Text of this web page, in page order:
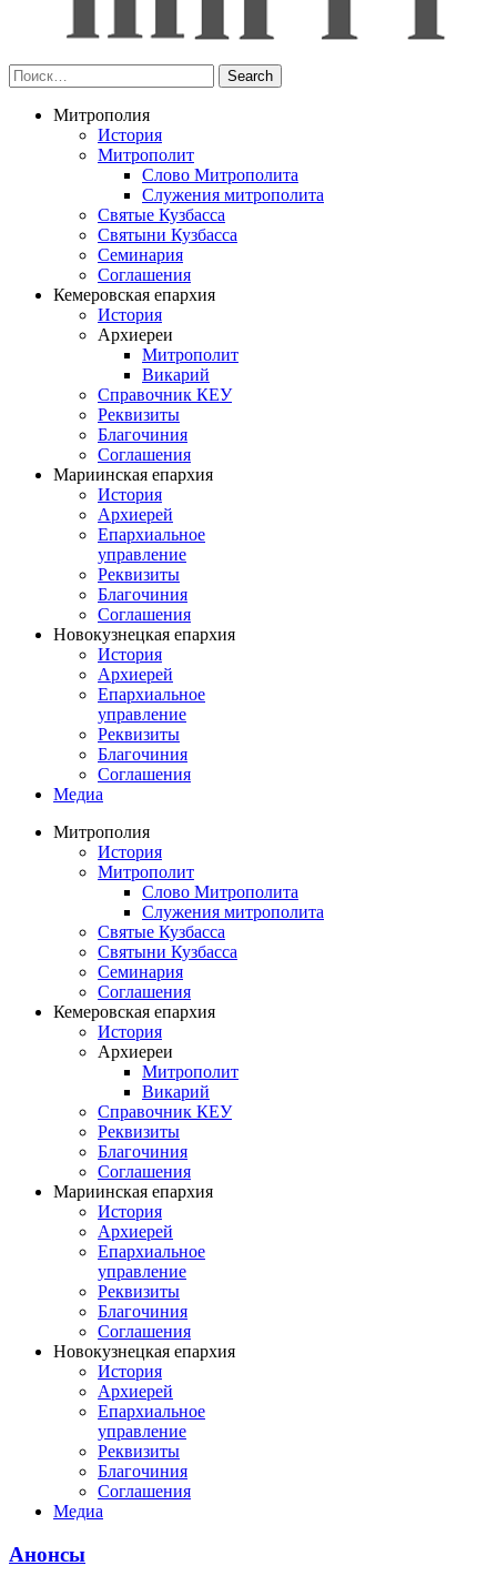
Митрополия
История
Митрополит
Слово Митрополита
Служения митрополита
Святые Кузбасса
Святыни Кузбасса
Семинария
Соглашения
Кемеровская епархия
История
Архиереи
Митрополит
Викарий
Справочник КЕУ
Реквизиты
Благочиния
Соглашения
Мариинская епархия
История
Архиерей
Епархиальное
управление
Реквизиты
Благочиния
Соглашения
Новокузнецкая епархия
История
Архиерей
Епархиальное
управление
Реквизиты
Благочиния
Соглашения
Медиа
Митрополия
История
Митрополит
Слово Митрополита
Служения митрополита
Святые Кузбасса
Святыни Кузбасса
Семинария
Соглашения
Кемеровская епархия
История
Архиереи
Митрополит
Викарий
Справочник КЕУ
Реквизиты
Благочиния
Соглашения
Мариинская епархия
История
Архиерей
Епархиальное
управление
Реквизиты
Благочиния
Соглашения
Новокузнецкая епархия
История
Архиерей
Епархиальное
управление
Реквизиты
Благочиния
Соглашения
Медиа
Анонсы